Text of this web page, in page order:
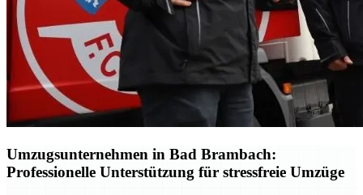
Umzugsunternehmen in Bad Brambach:
Professionelle Unterstützung für stressfreie Umzüge